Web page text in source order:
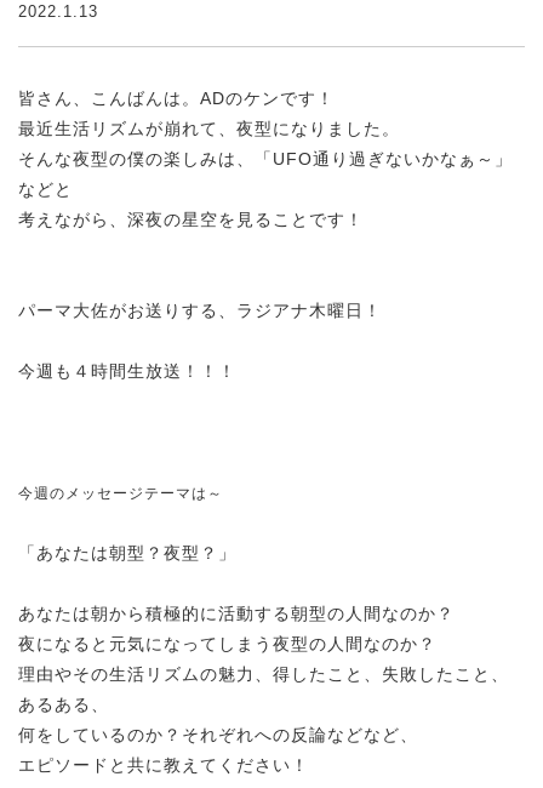
2022.1.13
皆さん、こんばんは。ADのケンです！
最近生活リズムが崩れて、夜型になりました。
そんな夜型の僕の楽しみは、「UFO通り過ぎないかなぁ～」
などと
考えながら、深夜の星空を見ることです！
パーマ大佐がお送りする、ラジアナ木曜日！
今週も４時間生放送！！！
今週のメッセージテーマは～
「あなたは朝型？夜型？」
あなたは朝から積極的に活動する朝型の人間なのか？
夜になると元気になってしまう夜型の人間なのか？
理由やその生活リズムの魅力、得したこと、失敗したこと、
あるある、
何をしているのか？それぞれへの反論などなど、
エピソードと共に教えてください！